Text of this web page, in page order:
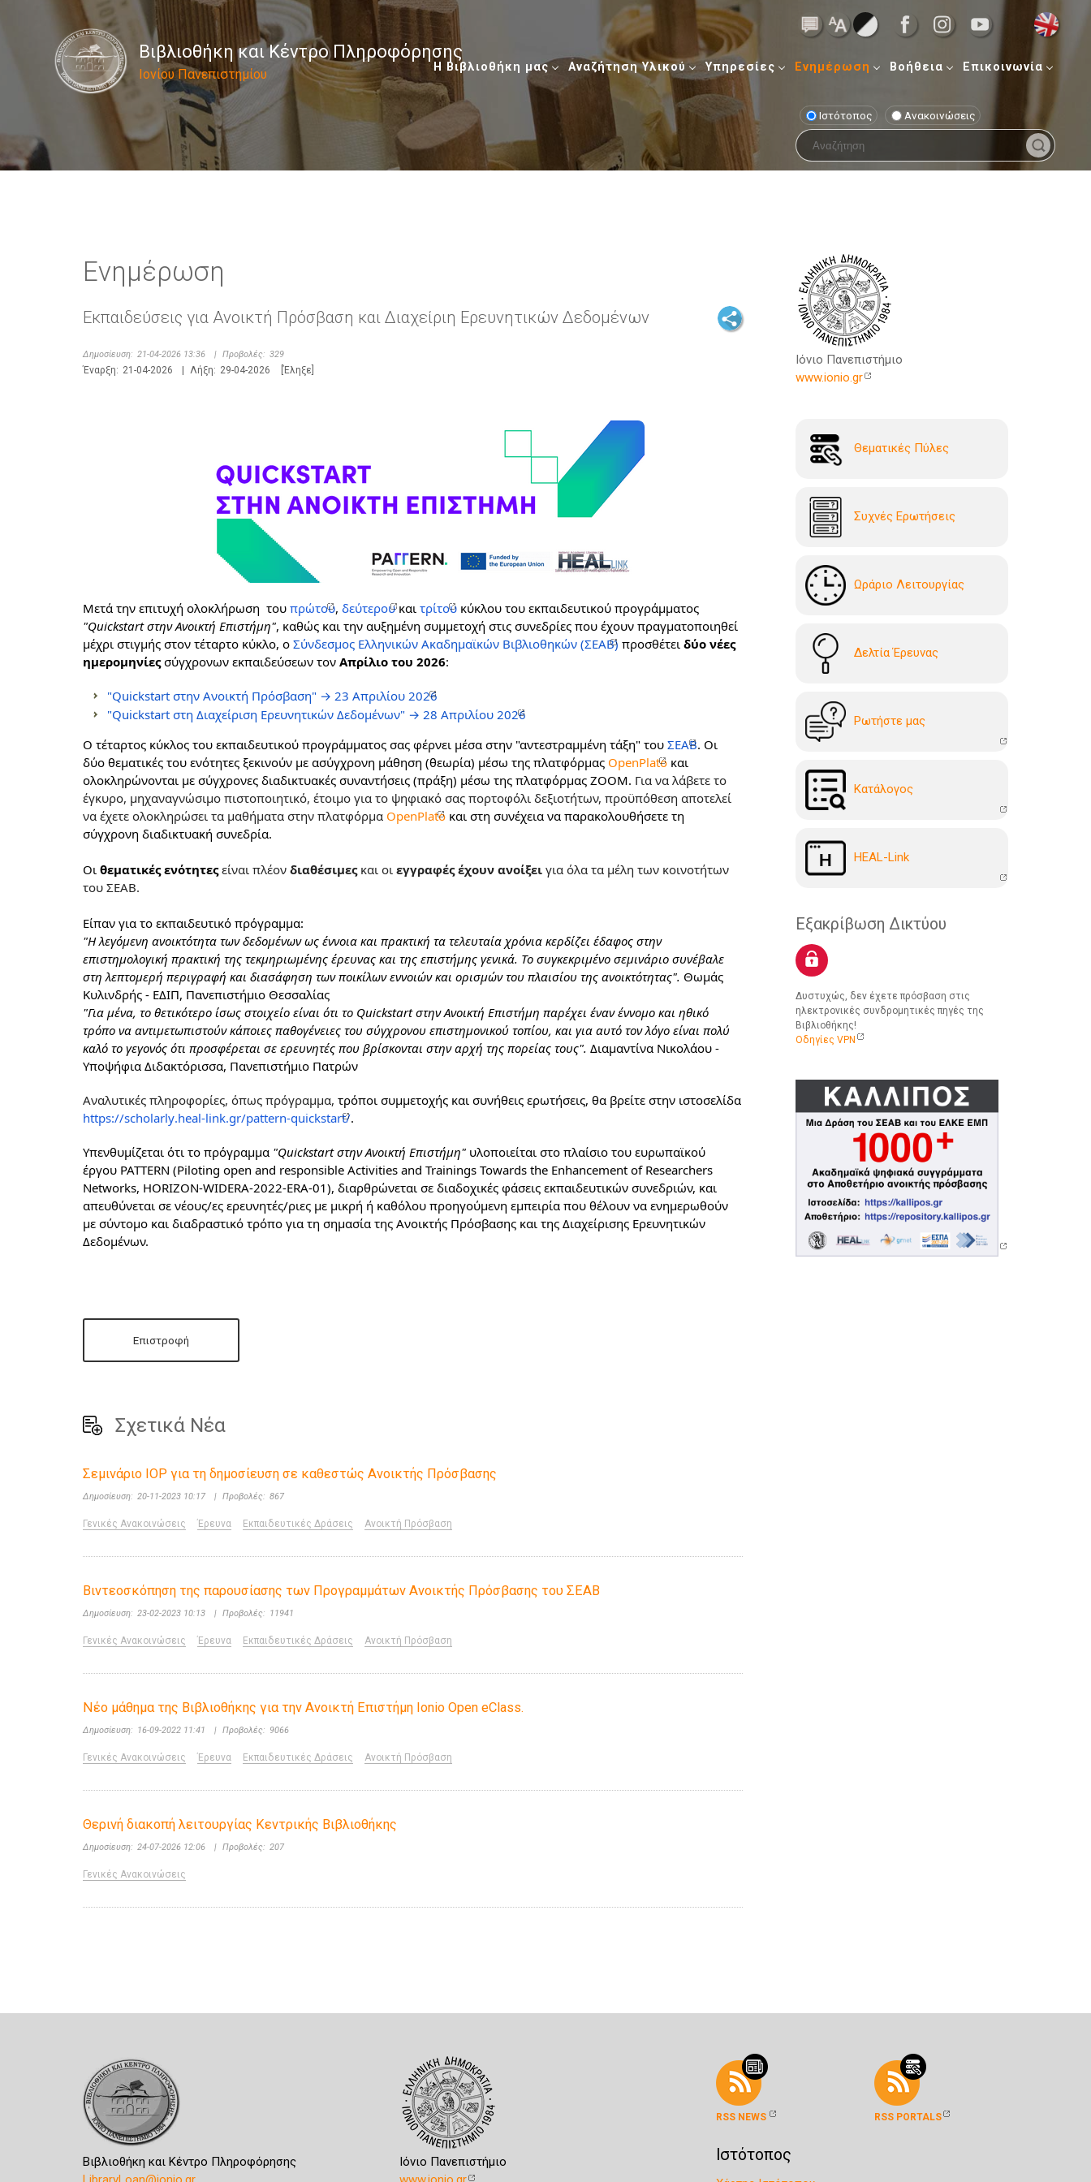
Βιβλιοθήκη και Κέντρο Πληροφόρησης
Ιονίου Πανεπιστημίου
Η Βιβλιοθήκη μας Αναζήτηση Υλικού Υπηρεσίες Ενημέρωση Βοήθεια Επικοινωνία
Ιστότοπος Ανακοινώσεις
Ενημέρωση
Εκπαιδεύσεις για Ανοικτή Πρόσβαση και Διαχείριη Ερευνητικών Δεδομένων
Δημοσίευση: 21-04-2026 13:36 | Προβολές: 329
Έναρξη: 21-04-2026 | Λήξη: 29-04-2026 [Έληξε]
Μετά την επιτυχή ολοκλήρωση του πρώτου, δεύτερου και τρίτου
"Quickstart στην Ανοικτή Επιστήμη", καθώς και την αυξημένη συμμετοχή στις συνεδρίες που έχουν πραγματοποιηθεί
μέχρι στιγμής στον τέταρτο κύκλο, ο Σύνδεσμος Ελληνικών Ακαδημαϊκών Βιβλιοθηκών (ΣΕΑΒ) προσθέτει δύο νέες
ημερομηνίες σύγχρονων εκπαιδεύσεων τον Απρίλιο του 2026:
"Quickstart στην Ανοικτή Πρόσβαση" → 23 Απριλίου 2026
"Quickstart στη Διαχείριση Ερευνητικών Δεδομένων" → 28 Απριλίου 2026
Ο τέταρτος κύκλος του εκπαιδευτικού προγράμματος σας φέρνει μέσα στην "αντεστραμμένη τάξη" του ΣΕΑΒ. Οι
δύο θεματικές του ενότητες ξεκινούν με ασύγχρονη μάθηση (θεωρία) μέσω της πλατφόρμας OpenPlato και
ολοκληρώνονται με σύγχρονες διαδικτυακές συναντήσεις (πράξη) μέσω της πλατφόρμας ZOOM. Για να λάβετε το
έγκυρο, μηχαναγνώσιμο πιστοποιητικό, έτοιμο για το ψηφιακό σας πορτοφόλι δεξιοτήτων, προϋπόθεση αποτελεί
να έχετε ολοκληρώσει τα μαθήματα στην πλατφόρμα OpenPlato και στη συνέχεια να παρακολουθήσετε τη
σύγχρονη διαδικτυακή συνεδρία.
Οι θεματικές ενότητες είναι πλέον διαθέσιμες και οι εγγραφές έχουν ανοίξει για όλα τα μέλη των κοινοτήτων
του ΣΕΑΒ.
Είπαν για το εκπαιδευτικό πρόγραμμα:
"Η λεγόμενη ανοικτότητα των δεδομένων ως έννοια και πρακτική τα τελευταία χρόνια κερδίζει έδαφος στην
επιστημολογική πρακτική της τεκμηριωμένης έρευνας και της επιστήμης γενικά. Το συγκεκριμένο σεμινάριο συνέβαλε
στη λεπτομερή περιγραφή και διασάφηση των ποικίλων εννοιών και ορισμών του πλαισίου της ανοικτότητας". Θωμάς
Κυλινδρής - EΔΙΠ, Πανεπιστήμιο Θεσσαλίας
"Για μένα, το θετικότερο ίσως στοιχείο είναι ότι το Quickstart στην Ανοικτή Επιστήμη παρέχει έναν έννομο και ηθικό
τρόπο να αντιμετωπιστούν κάποιες παθογένειες του σύγχρονου επιστημονικού τοπίου, και για αυτό τον λόγο είναι πολύ
καλό το γεγονός ότι προσφέρεται σε ερευνητές που βρίσκονται στην αρχή της πορείας τους". Διαμαντίνα Νικολάου -
Υποψήφια Διδακτόρισσα, Πανεπιστήμιο Πατρών
Αναλυτικές πληροφορίες, όπως πρόγραμμα,
https://scholarly.heal-link.gr/pattern-quickstart/.
Υπενθυμίζεται ότι το πρόγραμμα "Quickstart στην Ανοικτή Επιστήμη" υλοποιείται στο πλαίσιο του ευρωπαϊκού
έργου PATTERN (Piloting open and responsible Activities and Trainings Towards the Enhancement of Researchers
Networks, HORIZON-WIDERA-2022-ERA-01), διαρθρώνεται σε διαδοχικές φάσεις εκπαιδευτικών συνεδριών, και
απευθύνεται σε νέους/ες ερευνητές/ριες με μικρή ή καθόλου προηγούμενη εμπειρία που θέλουν να ενημερωθούν
με σύντομο και διαδραστικό τρόπο για τη σημασία της Ανοικτής Πρόσβασης και της Διαχείρισης Ερευνητικών
Δεδομένων.
Επιστροφή
Σχετικά Νέα
Σεμινάριο IOP για τη δημοσίευση σε καθεστώς Ανοικτής Πρόσβασης
Δημοσίευση: 20-11-2023 10:17 | Προβολές: 867
Γενικές Ανακοινώσεις Έρευνα Εκπαιδευτικές Δράσεις Ανοικτή Πρόσβαση
Βιντεοσκόπηση της παρουσίασης των Προγραμμάτων Ανοικτής Πρόσβασης του ΣΕΑΒ
Δημοσίευση: 23-02-2023 10:13 | Προβολές: 11941
Γενικές Ανακοινώσεις Έρευνα Εκπαιδευτικές Δράσεις Ανοικτή Πρόσβαση
Νέο μάθημα της Βιβλιοθήκης για την Ανοικτή Επιστήμη Ionio Open eClass.
Δημοσίευση: 16-09-2022 11:41 | Προβολές: 9066
Γενικές Ανακοινώσεις Έρευνα Εκπαιδευτικές Δράσεις Ανοικτή Πρόσβαση
Θερινή διακοπή λειτουργίας Κεντρικής Βιβλιοθήκης
Δημοσίευση: 24-07-2026 12:06 | Προβολές: 207
Γενικές Ανακοινώσεις
Ιόνιο Πανεπιστήμιο
www.ionio.gr
Θεματικές Πύλες
Συχνές Ερωτήσεις
Ωράριο Λειτουργίας
Δελτία Έρευνας
Ρωτήστε μας
Kατάλογoς
HEAL-Link
Εξακρίβωση Δικτύου
Δυστυχώς, δεν έχετε πρόσβαση στις
ηλεκτρονικές συνδρομητικές πηγές της
Βιβλιοθήκης!
Οδηγίες VPN
Βιβλιοθήκη και Κέντρο Πληροφόρησης
Ιόνιο Πανεπιστήμιο
RSS NEWS RSS PORTALS
Ιστότοπος